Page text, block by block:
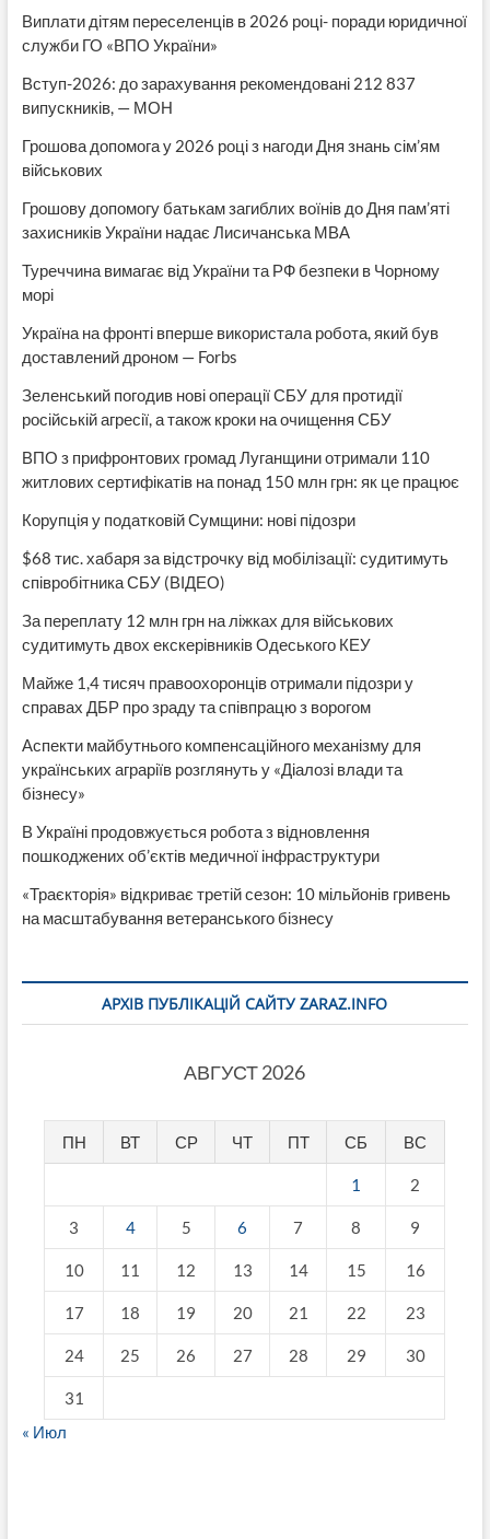
Виплати дітям переселенців в 2026 році- поради юридичної
служби ГО «ВПО України»
Вступ-2026: до зарахування рекомендовані 212 837
випускників, — МОН
Грошова допомога у 2026 році з нагоди Дня знань сім’ям
військових
Грошову допомогу батькам загиблих воїнів до Дня пам’яті
захисників України надає Лисичанська МВА
Туреччина вимагає від України та РФ безпеки в Чорному
морі
Україна на фронті вперше використала робота, який був
доставлений дроном — Forbs
Зеленський погодив нові операції СБУ для протидії
російській агресії, а також кроки на очищення СБУ
ВПО з прифронтових громад Луганщини отримали 110
житлових сертифікатів на понад 150 млн грн: як це працює
Корупція у податковій Сумщини: нові підозри
$68 тис. хабаря за відстрочку від мобілізації: судитимуть
співробітника СБУ (ВІДЕО)
За переплату 12 млн грн на ліжках для військових
судитимуть двох екскерівників Одеського КЕУ
Майже 1,4 тисяч правоохоронців отримали підозри у
справах ДБР про зраду та співпрацю з ворогом
Аспекти майбутнього компенсаційного механізму для
українських аграріїв розглянуть у «Діалозі влади та
бізнесу»
В Україні продовжується робота з відновлення
пошкоджених об’єктів медичної інфраструктури
«Траєкторія» відкриває третій сезон: 10 мільйонів гривень
на масштабування ветеранського бізнесу
АРХІВ ПУБЛІКАЦІЙ САЙТУ ZARAZ.INFO
АВГУСТ 2026
ПН ВТ СР ЧТ ПТ СБ ВС
1 2
3 4 5 6 7 8 9
10 11 12 13 14 15 16
17 18 19 20 21 22 23
24 25 26 27 28 29 30
31
« Июл